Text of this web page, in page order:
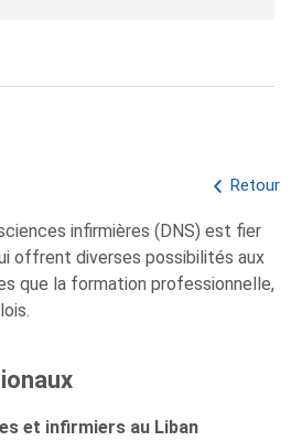
Retour
infirmières (DNS) est fier
offrent diverses possibilités aux
que la formation professionnelle,
et infirmiers au Liban